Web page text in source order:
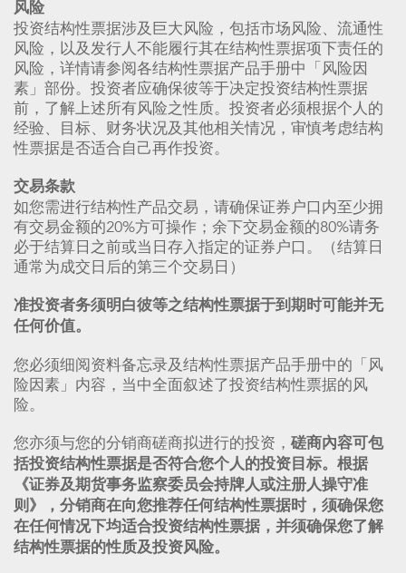
风险
投资结构性票据涉及巨大风险，包括市场风险、流通性
风险，以及发行人不能履行其在结构性票据项下责任的
风险，详情请参阅各结构性票据产品手册中「风险因
素」部份。投资者应确保彼等于决定投资结构性票据
前，了解上述所有风险之性质。投资者必须根据个人的
经验、目标、财务状况及其他相关情况，审慎考虑结构
性票据是否适合自己再作投资。
交易条款
如您需进行结构性产品交易，请确保证券户口内至少拥
有交易金额的20%方可操作；余下交易金额的80%请务
必于结算日之前或当日存入指定的证券户口。（结算日
通常为成交日后的第三个交易日）
准投资者务须明白彼等之结构性票据于到期时可能并无
任何价值。
您必须细阅资料备忘录及结构性票据产品手册中的「风
险因素」内容，当中全面叙述了投资结构性票据的风
险。
您亦须与您的分销商磋商拟进行的投资， 磋商內容可包
括投资结构性票据是否符合您个人的投资目标。根据
《证券及期货事务监察委员会持牌人或注册人操守准
则》，分销商在向您推荐任何结构性票据时，须确保您
在任何情况下均适合投资结构性票据，并须确保您了解
结构性票据的性质及投资风险。